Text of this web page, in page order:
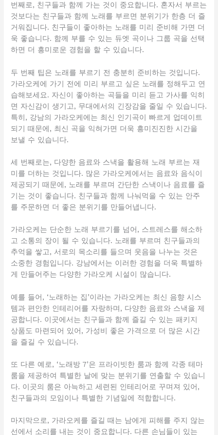
번째로, 친구들과 함께 가는 것이 중요합니다. 혼자서 부르는
것보다는 친구들과 함께 노래를 부르면 분위기가 한층 더 즐
거워집니다. 친구들이 좋아하는 노래를 미리 준비해 가면 더
욱 좋습니다. 함께 부를 수 있는 듀엣 곡이나 그룹 곡을 선택
하면 더 흥미로운 경험을 할 수 있습니다.
두 번째 팁은 노래를 부르기 전 충분히 준비하는 것입니다.
가라오케에 가기 전에 미리 부르고 싶은 노래를 정해두고 연
습해보세요. 자신이 좋아하는 곡들을 미리 듣고 가사를 익히
면 자신감이 생기고, 무대에서의 긴장감을 줄일 수 있습니다.
특히, 강남의 가라오케에는 최신 인기곡이 빠르게 업데이트
되기 때문에, 최신 곡을 익혀가면 더욱 흥미진진한 시간을
보낼 수 있습니다.
세 번째로는, 다양한 음료와 스낵을 활용해 노래 부르는 재
미를 더하는 것입니다. 많은 가라오케에서는 음료와 음식이
제공되기 때문에, 노래를 부르며 간단한 스낵이나 음료를 즐
기는 것이 좋습니다. 친구들과 함께 나눠먹을 수 있는 안주
를 주문하면 더 좋은 분위기를 만들어냅니다.
가라오케는 단순한 노래 부르기를 넘어, 스트레스를 해소하
고 소통의 장이 될 수 있습니다. 노래를 부르며 친구들과의
추억을 쌓고, 서로의 목소리를 들으며 웃음을 나누는 것은
소중한 경험입니다. 강남에서는 이러한 경험을 더욱 특별하
게 만들어주는 다양한 가라오케 시설이 많습니다.
예를 들어, ‘노래하는 집’이라는 가라오케는 최신 음향 시스
템과 편안한 인테리어를 자랑하며, 다양한 음료와 스낵을 제
공합니다. 이곳에서는 친구들과 함께 즐길 수 있는 패키지
상품도 마련되어 있어, 가성비 좋은 가격으로 더 많은 시간
을 즐길 수 있습니다.
또 다른 예로, ‘노래방 7’은 프라이빗한 룸과 함께 각종 테마
룸을 제공하여 특별한 날에 맞는 분위기를 연출할 수 있습니
다. 이곳의 룸은 아늑하고 세련된 인테리어로 꾸며져 있어,
친구들과의 모임이나 특별한 기념일에 적합합니다.
마지막으로, 가라오케를 즐길 때는 남에게 피해를 주지 않는
선에서 소리를 내는 것이 중요합니다. 다른 손님들이 있는